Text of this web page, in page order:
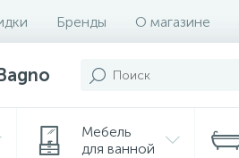
Бренды О магазине
Мебель
для ванной